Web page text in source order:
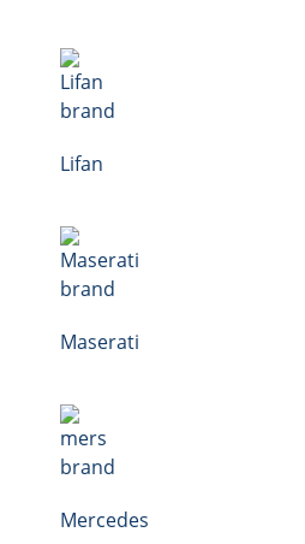
Lifan
Maserati
Mercedes